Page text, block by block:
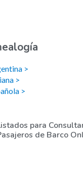
>
>
>
para
de Barco